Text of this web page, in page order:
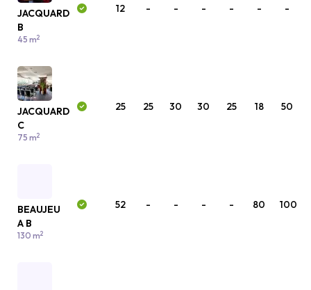
JACQUARD
B
45 m2
12 - - - - - -
JACQUARD
C
75 m2
25 25 30 30 25 18 50
BEAUJEU
A B
130 m2
52 - - - - 80 100